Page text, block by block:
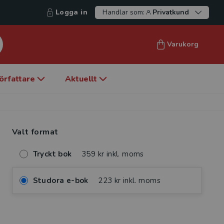
Logga in Handlar som: Privatkund
Varukorg
Aktuellt
Valt format
Tryckt bok 359 kr inkl. moms
Studora e-bok 223 kr inkl. moms